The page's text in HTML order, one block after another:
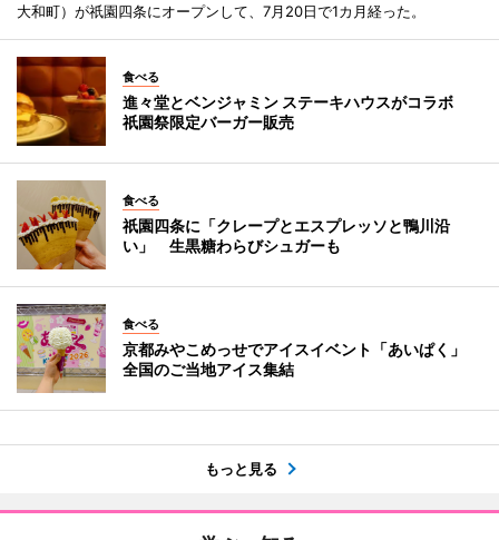
大和町）が祇園四条にオープンして、7月20日で1カ月経った。
食べる
進々堂とベンジャミン ステーキハウスがコラボ
祇園祭限定バーガー販売
食べる
祇園四条に「クレープとエスプレッソと鴨川沿
い」 生黒糖わらびシュガーも
食べる
京都みやこめっせでアイスイベント「あいぱく」
全国のご当地アイス集結
もっと見る